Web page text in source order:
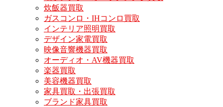
炊飯器買取
ガスコンロ・IHコンロ買取
インテリア照明買取
デザイン家電買取
映像音響機器買取
オーディオ・AV機器買取
楽器買取
美容機器買取
家具買取・出張買取
ブランド家具買取